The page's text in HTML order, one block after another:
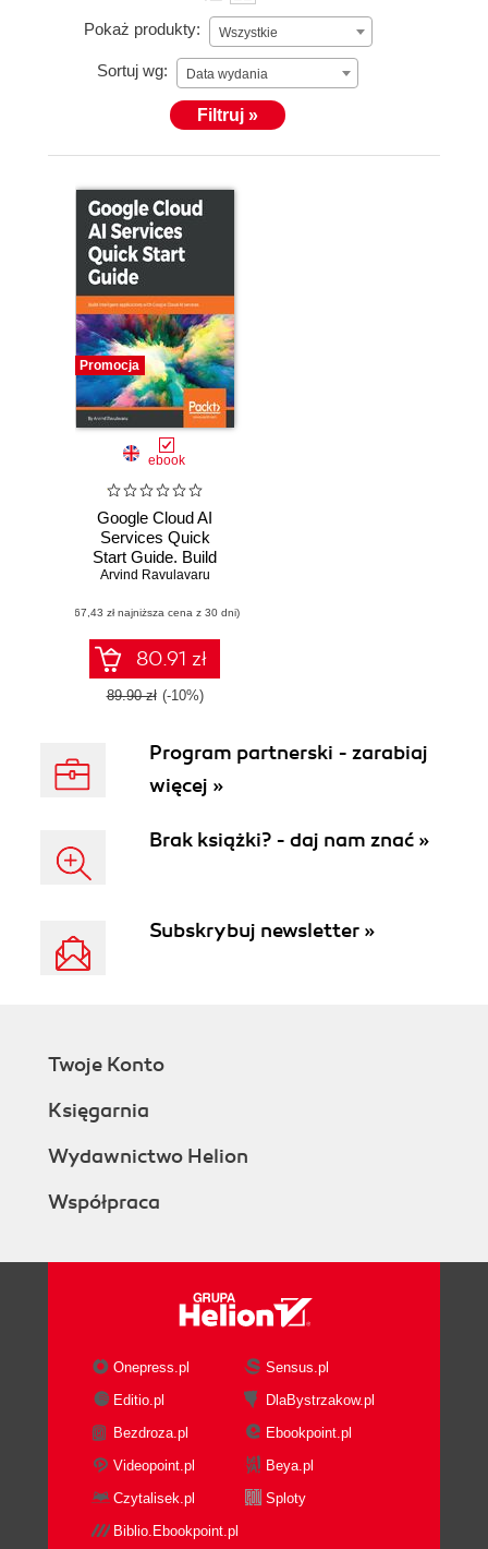
Pokaż produkty: Wszystkie
Sortuj wg: Data wydania
Filtruj »
Promocja
ebook
Google Cloud AI
Services Quick
Start Guide. Build
intelligent
Google Cloud AI
services
Arvind Ravulavaru
(67,43 zł najniższa cena z 30 dni)
80.91 zł
89.90 zł (-10%)
Program partnerski - zarabiaj
więcej »
Brak książki? - daj nam znać »
Subskrybuj newsletter »
Twoje Konto
Księgarnia
Wydawnictwo Helion
Współpraca
Onepress.pl
Sensus.pl
Editio.pl
DlaBystrzakow.pl
Bezdroza.pl
Ebookpoint.pl
Videopoint.pl
Beya.pl
Czytalisek.pl
Sploty
Biblio.Ebookpoint.pl